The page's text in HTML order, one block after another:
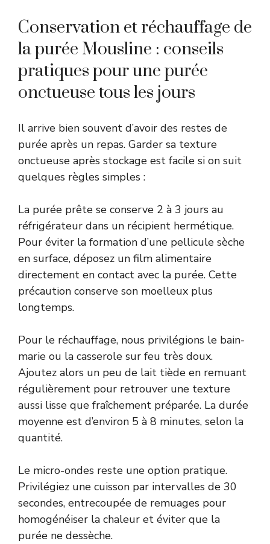
Conservation et réchauffage de
la purée Mousline : conseils
pratiques pour une purée
onctueuse tous les jours
Il arrive bien souvent d’avoir des restes de
purée après un repas. Garder sa texture
onctueuse après stockage est facile si on suit
quelques règles simples :
La purée prête se conserve 2 à 3 jours au
réfrigérateur dans un récipient hermétique.
Pour éviter la formation d’une pellicule sèche
en surface, déposez un film alimentaire
directement en contact avec la purée. Cette
précaution conserve son moelleux plus
longtemps.
Pour le réchauffage, nous privilégions le bain-
marie ou la casserole sur feu très doux.
Ajoutez alors un peu de lait tiède en remuant
régulièrement pour retrouver une texture
aussi lisse que fraîchement préparée. La durée
moyenne est d’environ 5 à 8 minutes, selon la
quantité.
Le micro-ondes reste une option pratique.
Privilégiez une cuisson par intervalles de 30
secondes, entrecoupée de remuages pour
homogénéiser la chaleur et éviter que la
purée ne dessèche.